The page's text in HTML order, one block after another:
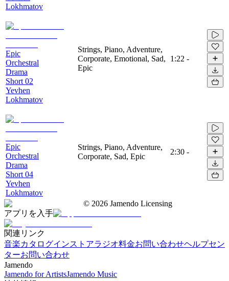
Lokhmatov
Epic
Orchestral
Drama
Short 02
Yevhen
Lokhmatov
Strings, Piano, Adventure,
Corporate, Emotional, Sad,
Epic
1:22 -
Epic
Orchestral
Drama
Short 04
Yevhen
Lokhmatov
Strings, Piano, Adventure,
Corporate, Sad, Epic
2:30 -
© 2026 Jamendo Licensing
アプリを入手
関連リンク
音楽カタログインストアラジオ料金お問い合わせヘルプセン
ターお問い合わせ
Jamendo
Jamendo for ArtistsJamendo Music